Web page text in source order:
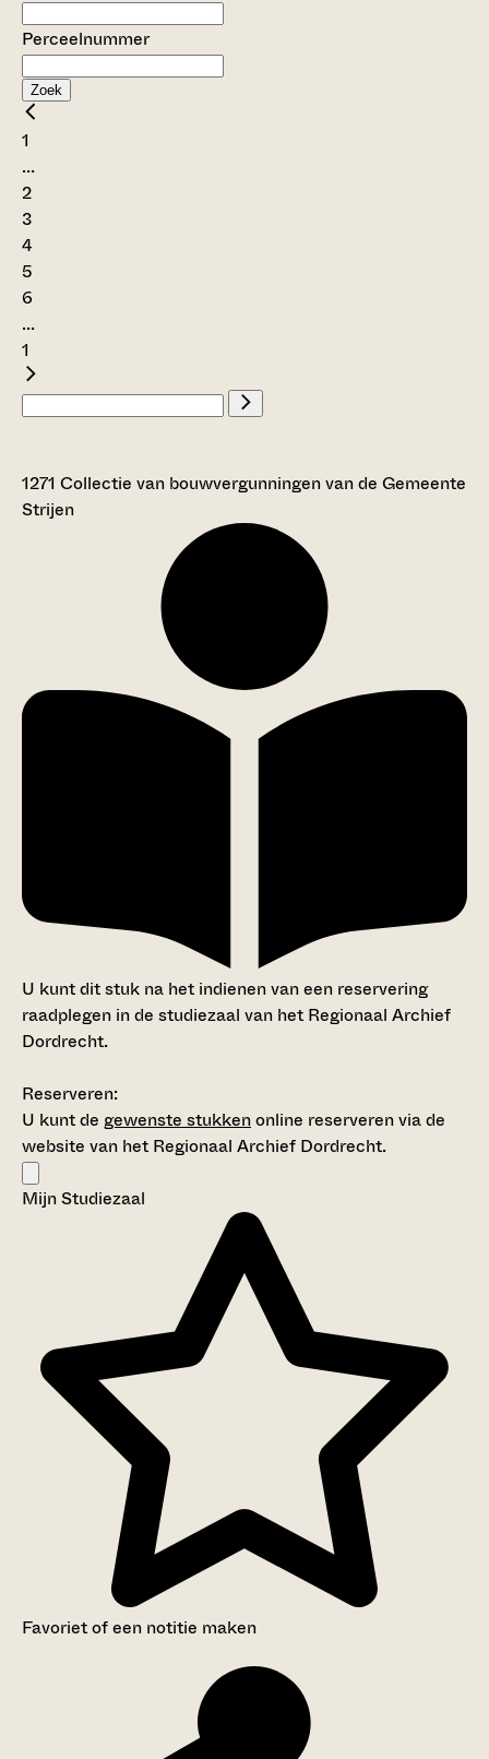
Perceelnummer
Zoek
1
...
2
3
4
5
6
...
1
1271 Collectie van bouwvergunningen van de Gemeente
Strijen
U kunt dit stuk na het indienen van een reservering
raadplegen in de studiezaal van het Regionaal Archief
Dordrecht.
Reserveren:
U kunt de gewenste stukkenonline reserveren via de
website van het Regionaal Archief Dordrecht.
Mijn Studiezaal
Favoriet of een notitie maken